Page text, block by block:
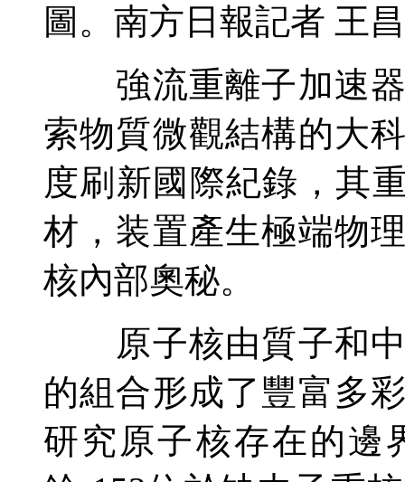
圖。南方日報記者 王
強流重離子加速器
索物質微觀結構的大
度刷新國際紀錄，其
材，装置產生極端物
核內部奧秘。
原子核由質子和中
的組合形成了豐富多
研究原子核存在的邊